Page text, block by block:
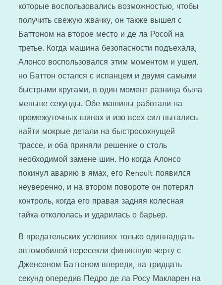
которые воспользовались возможностью, чтобы
получить свежую жвачку, он также вышел с
Баттоном на второе место и де ла Росой на
третье. Когда машина безопасности подъехала,
Алонсо воспользовался этим моментом и ушел,
но Баттон остался с испанцем и двумя самыми
быстрыми кругами, в один момент разница была
меньше секунды. Обе машины работали на
промежуточных шинах и изо всех сил пытались
найти мокрые детали на быстросохнущей
трассе, и оба приняли решение о столь
необходимой замене шин. Но когда Алонсо
покинул аварию в ямах, его Renault появился
неуверенно, и на втором повороте он потерял
контроль, когда его правая задняя колесная
гайка откололась и ударилась о барьер.
В предательских условиях только одиннадцать
автомобилей пересекли финишную черту с
Дженсоном Баттоном впереди, на тридцать
секунд опередив Педро де ла Росу Макларен на